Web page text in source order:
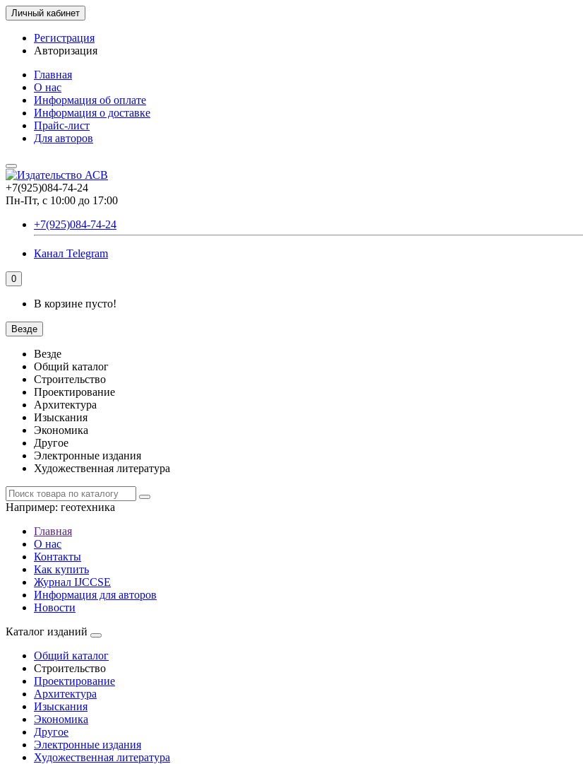
Личный кабинет
Регистрация
Авторизация
Главная
О нас
Информация об оплате
Информация о доставке
Прайс-лист
Для авторов
+7(925)084-74-24
Пн-Пт, с 10:00 до 17:00
+7(925)084-74-24
Канал Telegram
0
В корзине пусто!
Везде
Везде
Общий каталог
Строительство
Проектирование
Архитектура
Изыскания
Экономика
Другое
Электронные издания
Художественная литература
Например: геотехника
Главная
О нас
Контакты
Как купить
Журнал IJCCSE
Информация для авторов
Новости
Каталог изданий
Общий каталог
Строительство
Проектирование
Архитектура
Изыскания
Экономика
Другое
Электронные издания
Художественная литература